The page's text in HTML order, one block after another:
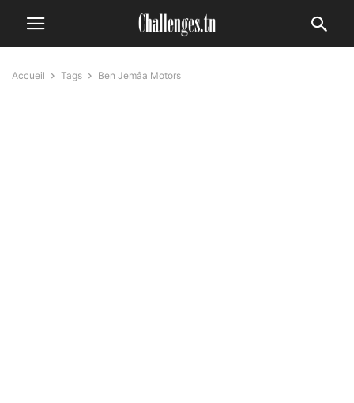
Accueil Tags Ben Jemâa Motors